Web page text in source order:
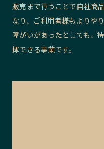
販売まで行うことで自社商
なり、ご利用者様もよりや
障がいがあったとしても、
揮できる事業です。